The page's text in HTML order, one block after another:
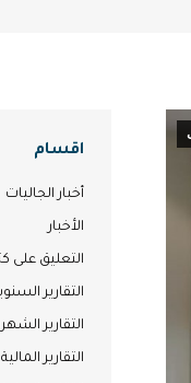
اقسام
أخبار الجاليات
الأخبار
التعليق على
التقارير
التقارير
التقارير